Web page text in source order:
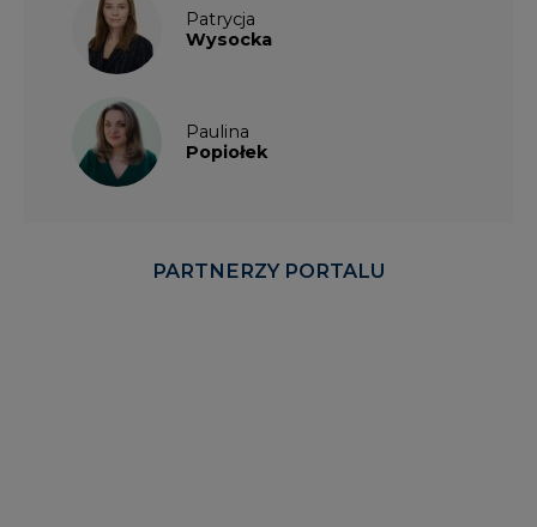
Patrycja
Wysocka
Paulina
Popiołek
PARTNERZY PORTALU